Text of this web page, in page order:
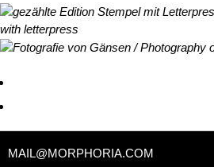
MAIL@MORPHORIA.COM